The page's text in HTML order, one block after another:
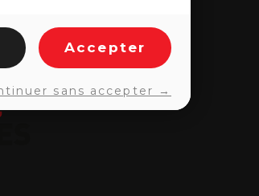
Accepter
sans accepter →